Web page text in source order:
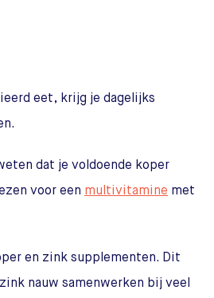
eet, krijg je dagelijks
dat je voldoende koper
voor een multivitamine met
en zink supplementen. Dit
nauw samenwerken bij veel